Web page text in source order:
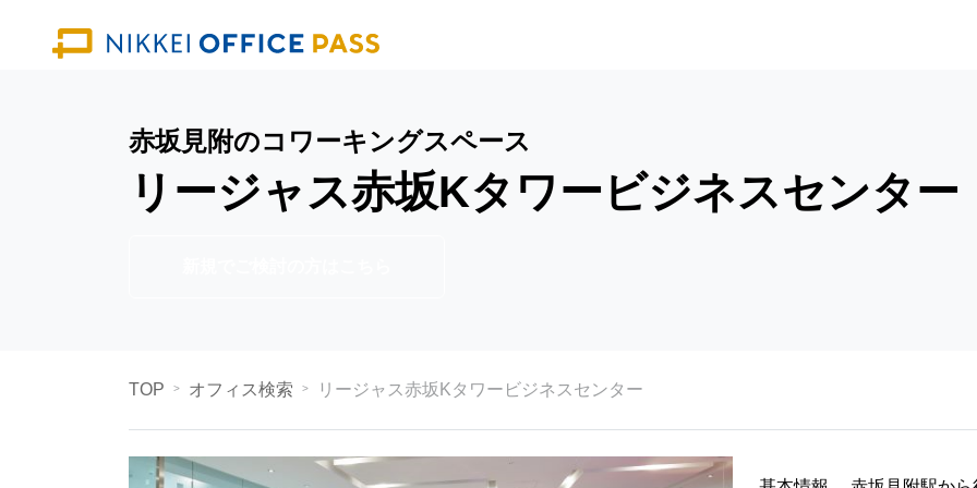
赤坂見附のコワーキングスペース
リージャス赤坂Kタワービジネスセンター
TOP オフィス検索 リージャス赤坂Kタワービジネスセンター